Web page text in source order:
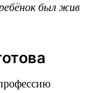
был жив